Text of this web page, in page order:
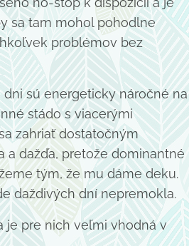
sa tam mohol pohodlne
problémov bez
dni sú energeticky náročné na
stádo s viacerými
zahriať dostatočným
a dažďa, pretože dominantné
tým, že mu dáme deku.
daždivých dní nepremokla.
je pre nich veľmi vhodná v